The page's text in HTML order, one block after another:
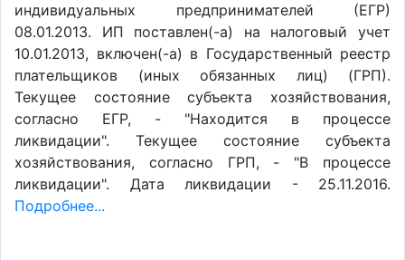
индивидуальных предпринимателей (ЕГР)
08.01.2013. ИП поставлен(-a) на налоговый учет
10.01.2013, включен(-a) в Государственный реестр
плательщиков (иных обязанных лиц) (ГРП).
Текущее состояние субъекта хозяйствования,
согласно ЕГР, - "Находится в процессе
ликвидации". Текущее состояние субъекта
хозяйствования, согласно ГРП, - "В процессе
ликвидации". Дата ликвидации - 25.11.2016.
Подробнее...